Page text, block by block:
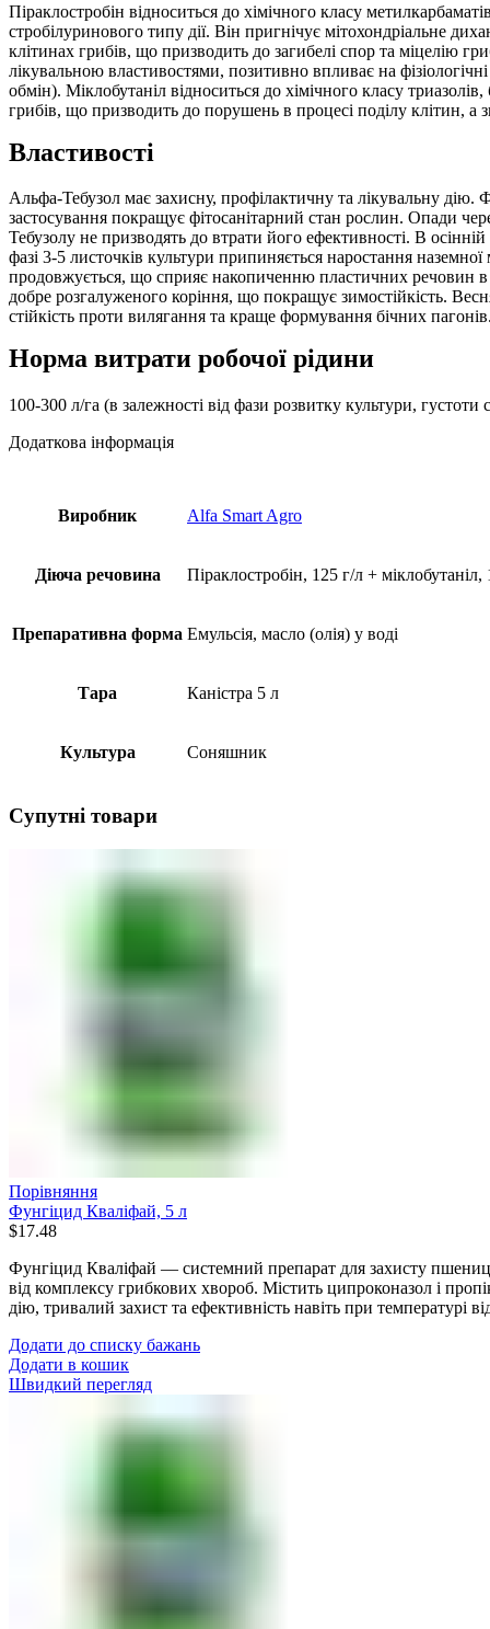
Піраклостробін відноситься до хімічного класу
стробілуринового типу дії. Він пригнічує мітохондріальне
клітинах грибів, що призводить до загибелі спор та міцелію
лікувальною властивостями, позитивно впливає на
обмін). Міклобутаніл відноситься до хімічного класу
грибів, що призводить до порушень в процесі поділу клітин, а
Властивості
Альфа-Тебузол має захисну, профілактичну та лікувальну дію.
застосування покращує фітосанітарний стан рослин. Опади
Тебузолу не призводять до втрати його ефективності. В
фазі 3-5 листочків культури припиняється наростання
продовжується, що сприяє накопиченню пластичних речовин в
добре розгалуженого коріння, що покращує зимостійкість.
стійкість проти вилягання та краще формування бічних
Норма витрати робочої рідини
100-300 л/га (в залежності від фази розвитку культури,
Додаткова інформація
Виробник Alfa Smart Agro
Діюча речовина Піраклостробін, 125 г/л + міклобутаніл,
Препаративна форма Емульсія, масло (олія) у воді
Тара Каністра 5 л
Культура Соняшник
Супутні товари
Порівняння
Фунгіцид Кваліфай, 5 л
$17.48
Фунгіцид Кваліфай — системний препарат для захисту
від комплексу грибкових хвороб. Містить ципроконазол і
дію, тривалий захист та ефективність навіть при температурі
Додати до списку бажань
Додати в кошик
Швидкий перегляд